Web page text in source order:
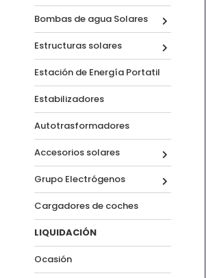
Bombas de agua Solares
Estructuras solares
Estación de Energía Portatil
Estabilizadores
Autotrasformadores
Accesorios solares
Grupo Electrógenos
Cargadores de coches
LIQUIDACIÓN
Ocasión